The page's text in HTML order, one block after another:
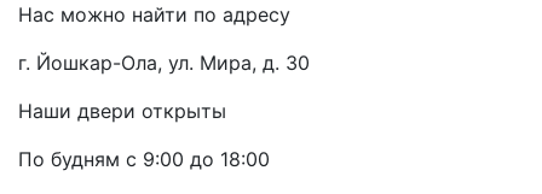
Нас можно найти по адресу
г. Йошкар-Ола, ул. Мира, д. 30
Наши двери открыты
По будням с 9:00 до 18:00